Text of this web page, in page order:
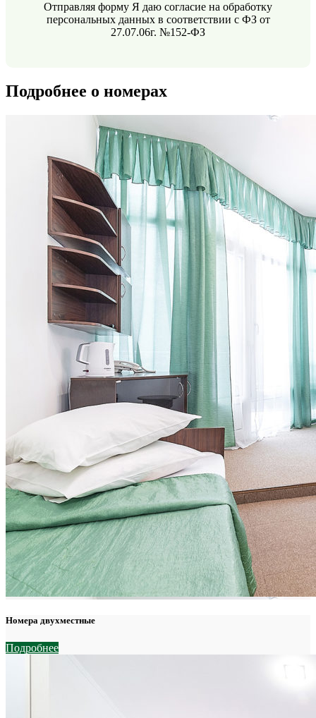
Отправляя форму Я даю согласие на обработку
персональных данных в соответствии с ФЗ от
27.07.06г. №152-ФЗ
Подробнее о номерах
Номера двухместные
Подробнее